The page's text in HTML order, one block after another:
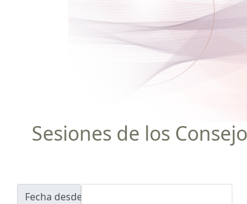
Sesiones de los
Fecha desde